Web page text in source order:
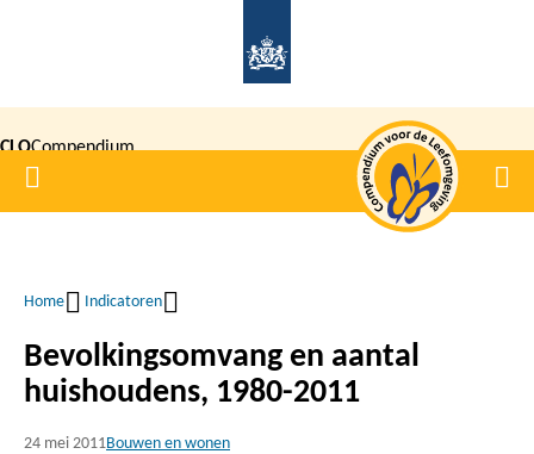
inhoud
gaan
CLOCompendium
voor de
Home
Kruimelpad
Home Indicatoren
Bevolkingsomvang en aantal
huishoudens, 1980-2011
24 mei 2011Bouwen en wonen